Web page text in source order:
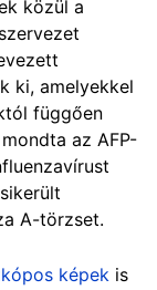
közül a
ki, amelyekkel
függően
az AFP-
A-törzset.
képek is